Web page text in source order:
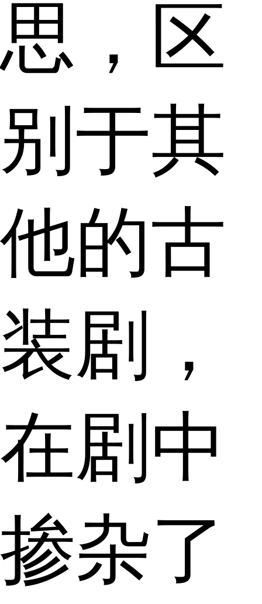
思，区
别于其
他的古
装剧，
在剧中
掺杂了